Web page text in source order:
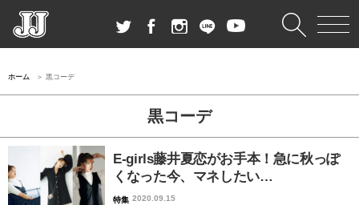
ホーム 黒コーデ
黒コーデ
E-girls藤井夏恋がお手本！急に秋っぽ
くなった今、マネしたい…
特集 2020.09.15